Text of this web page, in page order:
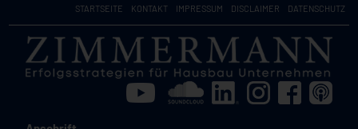
DATENSCHUTZ
DISCLAIMER
IMPRESSUM
KONTAKT
STARTSEITE